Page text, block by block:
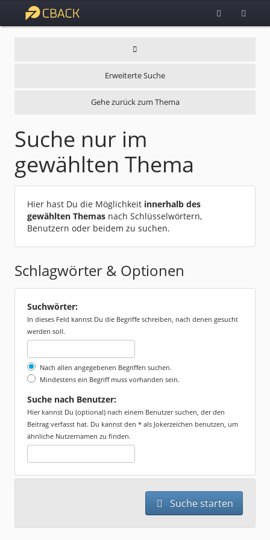
Erweiterte Suche
Gehe zurück zum Thema
Suche nur im
gewählten Thema
Hier hast Du die Möglichkeit innerhalb des
gewählten Themas nach Schlüsselwörtern,
Benutzern oder beidem zu suchen.
Schlagwörter & Optionen
Suchwörter:
In dieses Feld kannst Du die Begriffe schreiben, nach denen gesucht
werden soll.
Nach allen angegebenen Begriffen suchen.
Mindestens ein Begriff muss vorhanden sein.
Suche nach Benutzer:
Hier kannst Du (optional) nach einem Benutzer suchen, der den
Beitrag verfasst hat. Du kannst den * als Jokerzeichen benutzen, um
ähnliche Nutzernamen zu finden.
Suche starten